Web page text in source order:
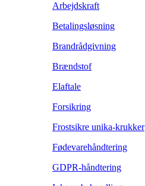
Arbejdskraft
Betalingsløsning
Brandrådgivning
Brændstof
Elaftale
Forsikring
Frostsikre unika-krukker
Fødevarehåndtering
GDPR-håndtering